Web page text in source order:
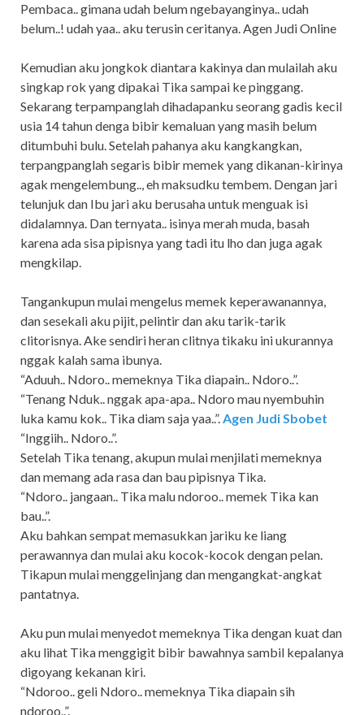
Pembaca.. gimana udah belum ngebayanginya.. udah
belum..! udah yaa.. aku terusin ceritanya. Agen Judi Online
Kemudian aku jongkok diantara kakinya dan mulailah aku
singkap rok yang dipakai Tika sampai ke pinggang.
Sekarang terpampanglah dihadapanku seorang gadis kecil
usia 14 tahun denga bibir kemaluan yang masih belum
ditumbuhi bulu. Setelah pahanya aku kangkangkan,
terpangpanglah segaris bibir memek yang dikanan-kirinya
agak mengelembung.., eh maksudku tembem. Dengan jari
telunjuk dan Ibu jari aku berusaha untuk menguak isi
didalamnya. Dan ternyata.. isinya merah muda, basah
karena ada sisa pipisnya yang tadi itu lho dan juga agak
mengkilap.
Tangankupun mulai mengelus memek keperawanannya,
dan sesekali aku pijit, pelintir dan aku tarik-tarik
clitorisnya. Ake sendiri heran clitnya tikaku ini ukurannya
nggak kalah sama ibunya.
“Aduuh.. Ndoro.. memeknya Tika diapain.. Ndoro..”.
“Tenang Nduk.. nggak apa-apa.. Ndoro mau nyembuhin
luka kamu kok.. Tika diam saja yaa..”.Agen Judi Sbobet
“Inggiih.. Ndoro..”.
Setelah Tika tenang, akupun mulai menjilati memeknya
dan memang ada rasa dan bau pipisnya Tika.
“Ndoro.. jangaan.. Tika malu ndoroo.. memek Tika kan
bau..”.
Aku bahkan sempat memasukkan jariku ke liang
perawannya dan mulai aku kocok-kocok dengan pelan.
Tikapun mulai menggelinjang dan mengangkat-angkat
pantatnya.
Aku pun mulai menyedot memeknya Tika dengan kuat dan
aku lihat Tika menggigit bibir bawahnya sambil kepalanya
digoyang kekanan kiri.
“Ndoroo.. geli Ndoro.. memeknya Tika diapain sih
ndoroo..”.